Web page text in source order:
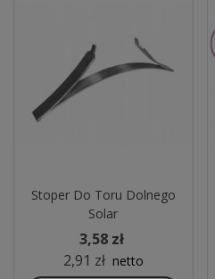
Stoper Do Toru Dolnego
Solar
3,58 zł
2,91 zł netto